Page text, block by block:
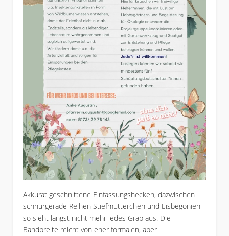
Akkurat geschnittene Einfassungshecken, dazwischen
schnurgerade Reihen Stiefmütterchen und Eisbegonien -
so sieht längst nicht mehr jedes Grab aus. Die
Bandbreite reicht von eher formalen, aber